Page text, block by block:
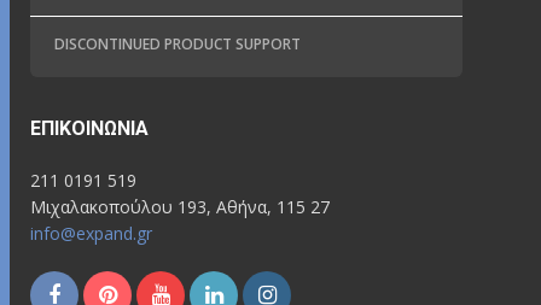
DISCONTINUED PRODUCT SUPPORT
ΕΠΙΚΟΙΝΩΝΊΑ
211 0191 519
Μιχαλακοπούλου 193, Αθήνα, 115 27
info@expand.gr